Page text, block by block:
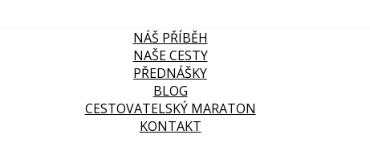
NÁŠ PŘÍBĚH
NAŠE CESTY
PŘEDNÁŠKY
BLOG
CESTOVATELSKÝ MARATON
KONTAKT